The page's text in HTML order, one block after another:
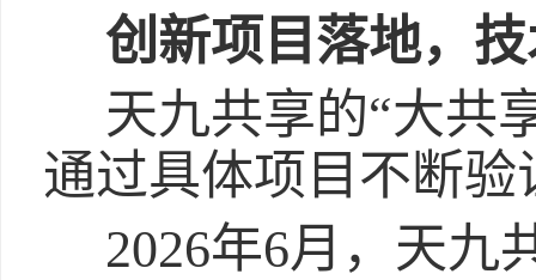
创新项目落地，
天九共享的“大共
通过具体项目不断验
2026年6月，天九